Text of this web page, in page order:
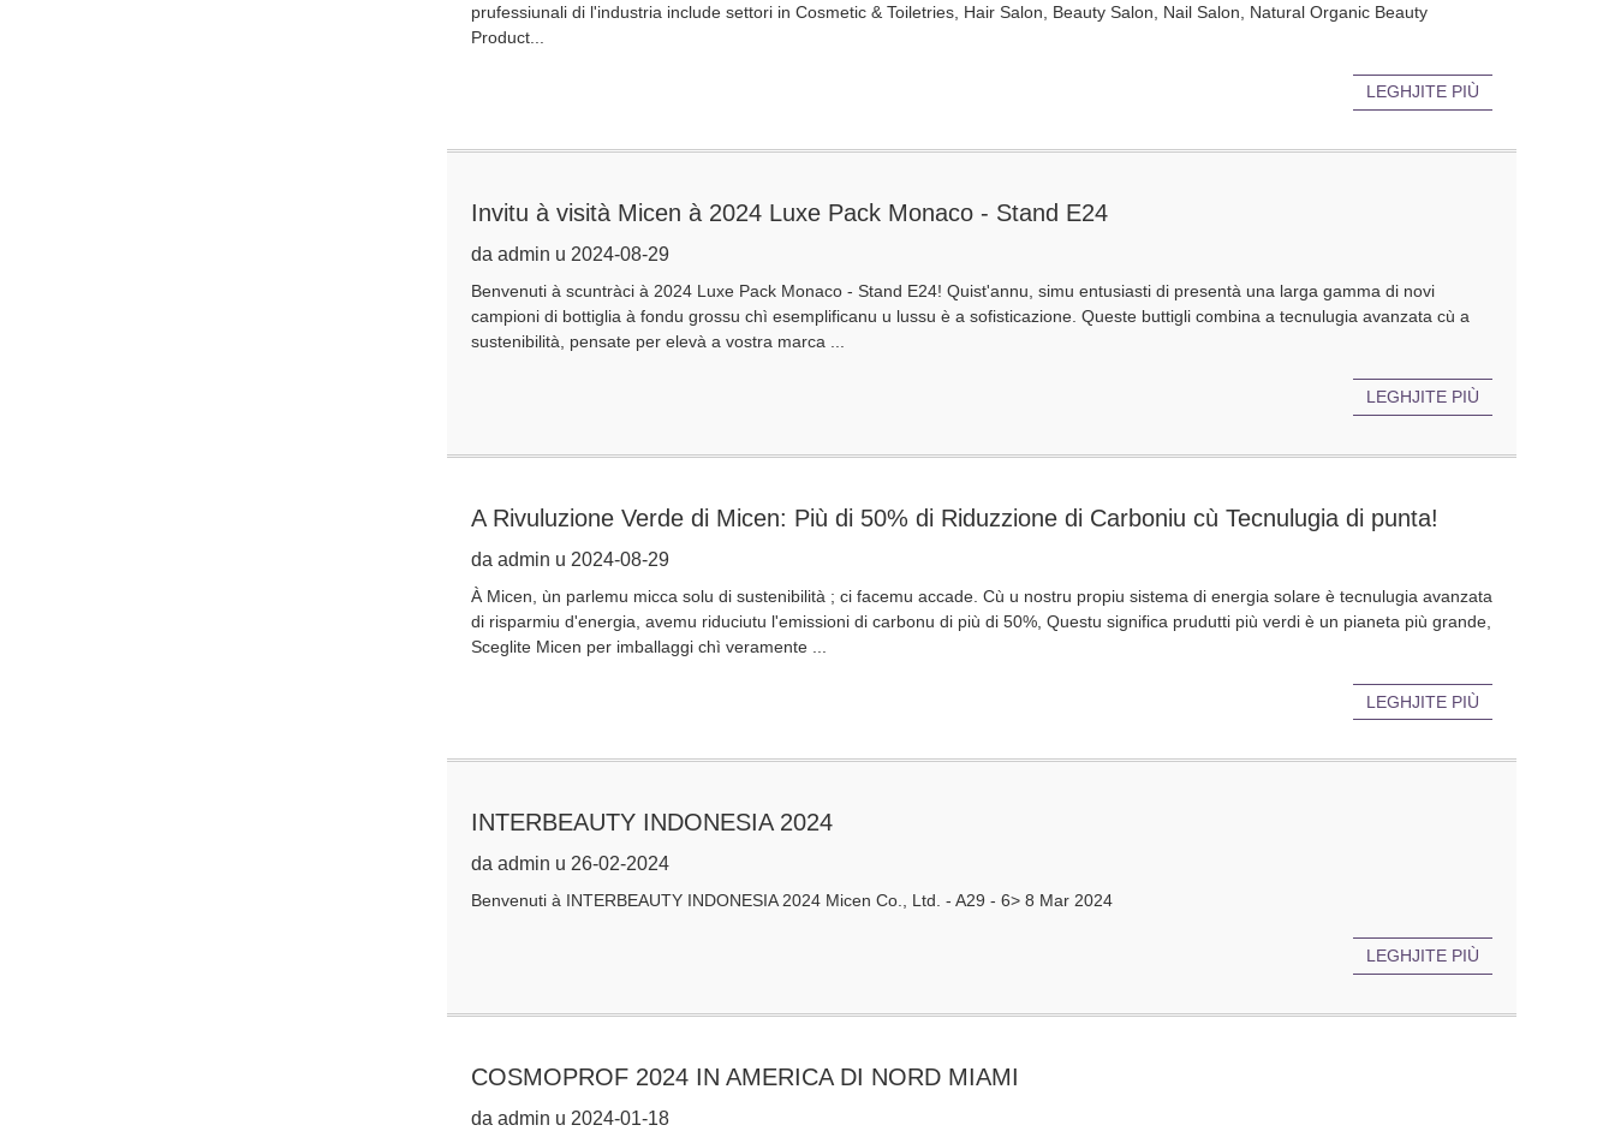
prufessiunali di l'industria include settori in Cosmetic & Toiletries, Hair Salon, Beauty Salon, Nail Salon, Natural Organic Beauty
Product...
LEGHJITE PIÙ
Invitu à visità Micen à 2024 Luxe Pack Monaco - Stand E24
da admin u 2024-08-29
Benvenuti à scuntràci à 2024 Luxe Pack Monaco - Stand E24! Quist'annu, simu entusiasti di presentà una larga gamma di novi
campioni di bottiglia à fondu grossu chì esemplificanu u lussu è a sofisticazione. Queste buttigli combina a tecnulugia avanzata cù a
sustenibilità, pensate per elevà a vostra marca ...
LEGHJITE PIÙ
A Rivuluzione Verde di Micen: Più di 50% di Riduzzione di Carboniu cù Tecnulugia di punta!
da admin u 2024-08-29
À Micen, ùn parlemu micca solu di sustenibilità ; ci facemu accade. Cù u nostru propiu sistema di energia solare è tecnulugia avanzata
di risparmiu d'energia, avemu riduciutu l'emissioni di carbonu di più di 50%, Questu significa prudutti più verdi è un pianeta più grande,
Sceglite Micen per imballaggi chì veramente ...
LEGHJITE PIÙ
INTERBEAUTY INDONESIA 2024
da admin u 26-02-2024
Benvenuti à INTERBEAUTY INDONESIA 2024 Micen Co., Ltd. - A29 - 6> 8 Mar 2024
LEGHJITE PIÙ
COSMOPROF 2024 IN AMERICA DI NORD MIAMI
da admin u 2024-01-18